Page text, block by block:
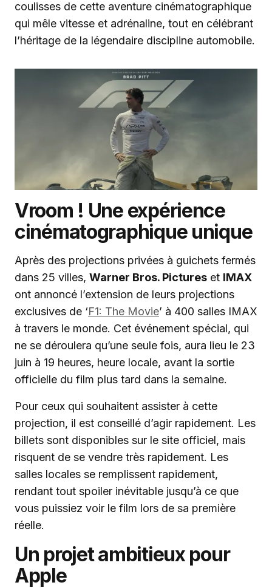
coulisses de cette aventure cinématographique
qui mêle vitesse et adrénaline, tout en célébrant
l’héritage de la légendaire discipline automobile.
Vroom ! Une expérience
cinématographique unique
Après des projections privées à guichets fermés
dans 25 villes, Warner Bros. Pictures et IMAX
ont annoncé l’extension de leurs projections
exclusives de ‘F1: The Movie’ à 400 salles IMAX
à travers le monde. Cet événement spécial, qui
ne se déroulera qu’une seule fois, aura lieu le 23
juin à 19 heures, heure locale, avant la sortie
officielle du film plus tard dans la semaine.
Pour ceux qui souhaitent assister à cette
projection, il est conseillé d’agir rapidement. Les
billets sont disponibles sur le site officiel, mais
risquent de se vendre très rapidement. Les
salles locales se remplissent rapidement,
rendant tout spoiler inévitable jusqu’à ce que
vous puissiez voir le film lors de sa première
réelle.
Un projet ambitieux pour
Apple